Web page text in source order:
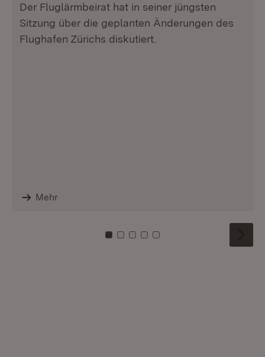
Der Fluglärmbeirat hat in seiner jüngsten
Sitzung über die geplanten Änderungen des
Flughafen Zürichs diskutiert.
Mehr
Zu Kachel: 0
Zu Kachel: 1
Zu Kachel: 2
Zu Kachel: 3
Zu Kachel: 4